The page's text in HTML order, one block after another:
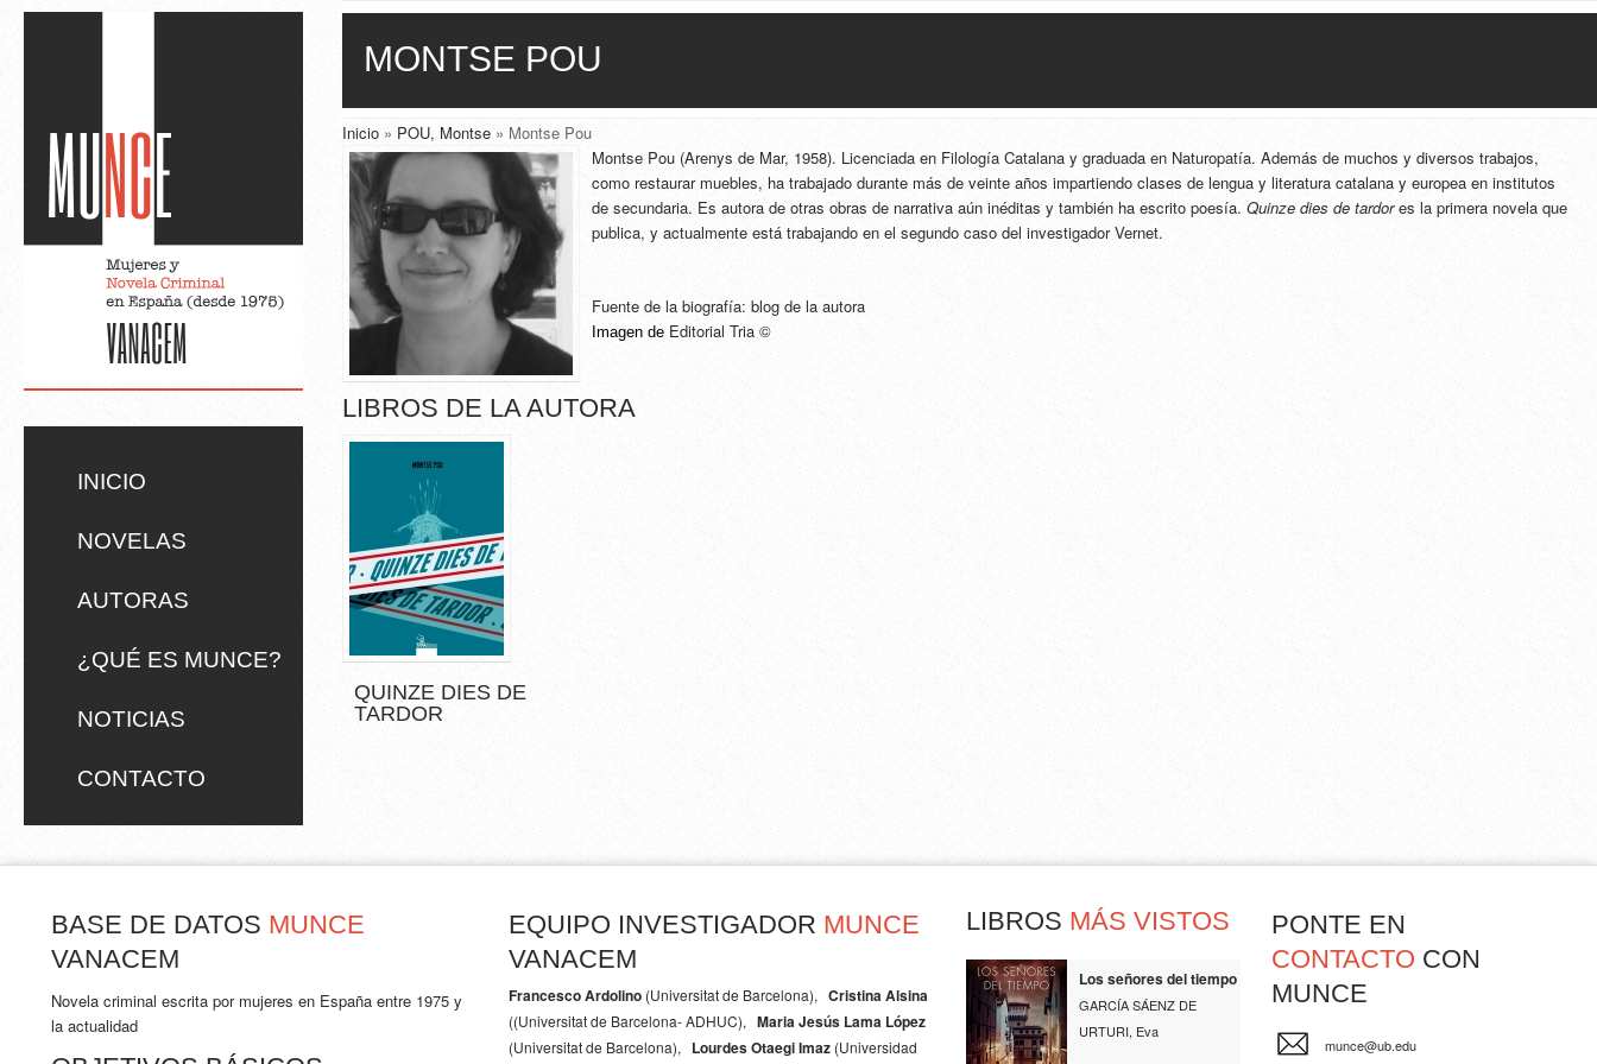
Skip to main content
INICIO
NOVELAS
AUTORAS
¿QUÉ ES MUNCE?
NOTICIAS
CONTACTO
MONTSE POU
Inicio » POU, Montse » Montse Pou
Montse Pou (Arenys de Mar, 1958). Licenciada en Filología Catalana y graduada en Naturopatía. Además de muchos y diversos trabajos,
como restaurar muebles, ha trabajado durante más de veinte años impartiendo clases de lengua y literatura catalana y europea en institutos
de secundaria. Es autora de otras obras de narrativa aún inéditas y también ha escrito poesía. Quinze dies de tardores la primera novela que
publica, y actualmente está trabajando en el segundo caso del investigador Vernet.
Fuente de la biografía: blog de la autora
Imagen de Editorial Tria ©
LIBROS DE LA AUTORA
QUINZE DIES DE
TARDOR
BASE DE DATOS MUNCE
VANACEM
Novela criminal escrita por mujeres en España entre 1975 y
la actualidad
EQUIPO INVESTIGADOR MUNCE
VANACEM
Francesco Ardolino (Universitat de Barcelona) Cristina Alsina
((Universitat de Barcelona- ADHUC) Maria Jesús Lama López
(Universitat de Barcelona) Lourdes Otaegi Imaz (Universidad
LIBROS MÁS VISTOS
Los señores del tiempo
GARCÍA SÁENZ DE
URTURI, Eva
PONTE EN
CONTACTO CON
MUNCE
munce@ub.edu